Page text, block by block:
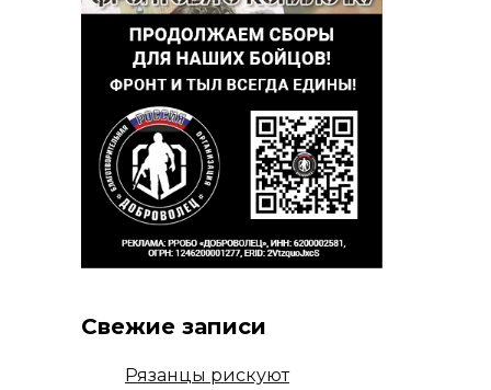
Свежие записи
Рязанцы рискуют